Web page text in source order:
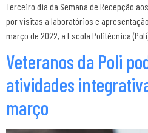
Terceiro dia da Semana de Recepção
por visitas a laboratórios e
março de 2022, a Escola Politécnica
Veteranos da Poli
atividades
março